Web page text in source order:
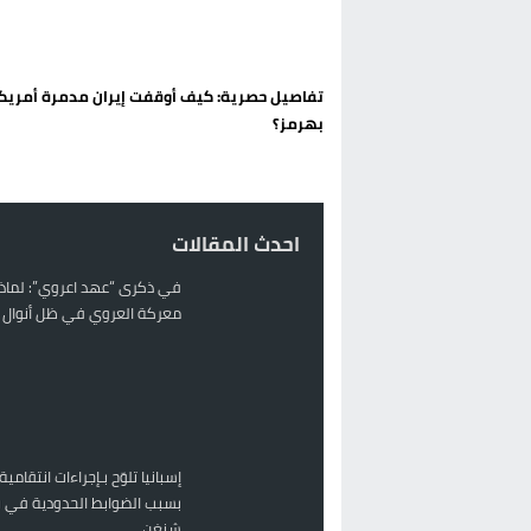
تفاصيل حصرية: كيف أوقفت إيران مدمرة
بهرمز؟
احدث المقالات
في ذكرى “عهد اعروي”:
معركة العروي في ظل
إسبانيا تلوّح بـإجراءات
بسبب الضوابط الحدودية